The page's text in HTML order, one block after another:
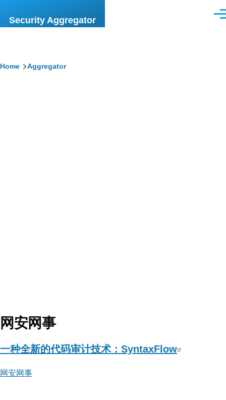
Security Aggregator
Breadcrumb
Home Aggregator
网安网事
一种全新的代码审计技术：SyntaxFlow
网安网事